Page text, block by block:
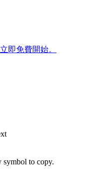
立即免費開始。
symbol to copy.